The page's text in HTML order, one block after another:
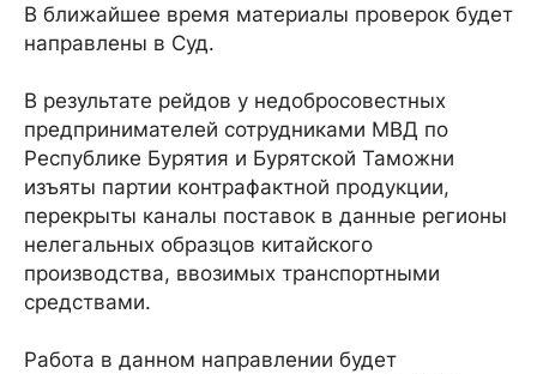
В ближайшее время материалы проверок будет
направлены в Суд.
В результате рейдов у недобросовестных
предпринимателей сотрудниками МВД по
Республике Бурятия и Бурятской Таможни
изъяты партии контрафактной продукции,
перекрыты каналы поставок в данные регионы
нелегальных образцов китайского
производства, ввозимых транспортными
средствами.
Работа в данном направлении будет